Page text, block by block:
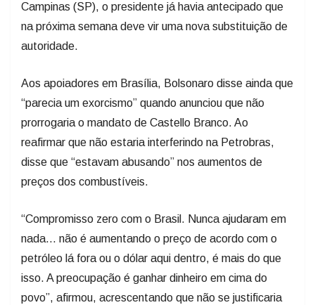
Campinas (SP), o presidente já havia antecipado que
na próxima semana deve vir uma nova substituição de
autoridade.
Aos apoiadores em Brasília, Bolsonaro disse ainda que
“parecia um exorcismo” quando anunciou que não
prorrogaria o mandato de Castello Branco. Ao
reafirmar que não estaria interferindo na Petrobras,
disse que “estavam abusando” nos aumentos de
preços dos combustíveis.
“Compromisso zero com o Brasil. Nunca ajudaram em
nada… não é aumentando o preço de acordo com o
petróleo lá fora ou o dólar aqui dentro, é mais do que
isso. A preocupação é ganhar dinheiro em cima do
povo”, afirmou, acrescentando que não se justificaria